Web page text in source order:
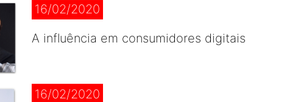
16/02/2020
A influência em consumidores digitais
16/02/2020